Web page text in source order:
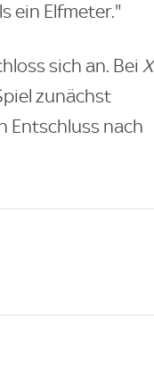
ein Elfmeter."
sich an. Bei X
zunächst
Entschluss nach